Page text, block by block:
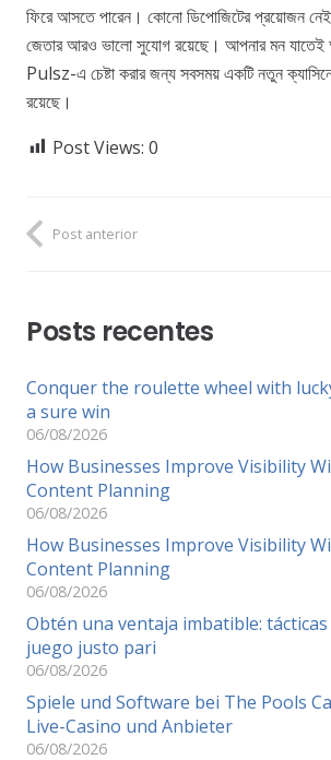
ফিরে আসতে পারেন। কোনো ডিপোজিটের প্রয়োজন
জেতার আরও ভালো সুযোগ রয়েছে। আপনার মন যাতেই
Pulsz-এ চেষ্টা করার জন্য সবসময় একটি নতুন
রয়েছে।
Post Views: 0
Post anterior
Posts recentes
Conquer the roulette wheel with
a sure win
06/08/2026
How Businesses Improve Visibility
Content Planning
06/08/2026
How Businesses Improve Visibility
Content Planning
06/08/2026
Obtén una ventaja imbatible:
juego justo pari
06/08/2026
Spiele und Software bei The Pools
Live-Casino und Anbieter
06/08/2026